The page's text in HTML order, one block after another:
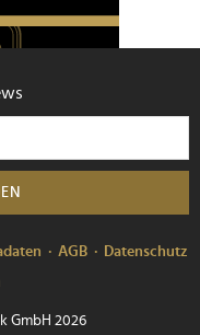
AGB
Datenschutz
GmbH 2026